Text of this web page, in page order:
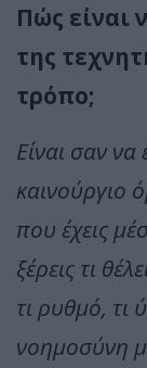
Πώς είναι
της
τρόπο;
Είναι σαν
καινούργιο
που έχεις
ξέρεις τι
τι ρυθμό, τι
νοημοσύνη